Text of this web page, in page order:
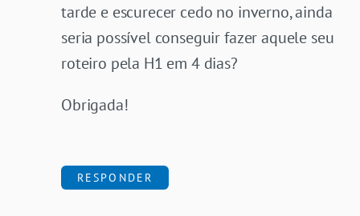
tarde e escurecer cedo no inverno, ainda
seria possível conseguir fazer aquele seu
roteiro pela H1 em 4 dias?
Obrigada!
RESPONDER